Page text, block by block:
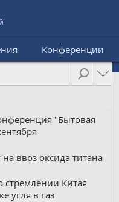
Конференции
"Бытовая
ввоз оксида титана
Китая
угля в газ